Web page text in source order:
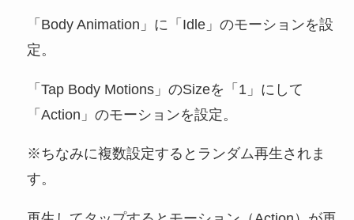
「Body Animation」に「Idle」のモーションを設
定。
「Tap Body Motions」のSizeを「1」にして
「Action」のモーションを設定。
※ちなみに複数設定するとランダム再生されま
す。